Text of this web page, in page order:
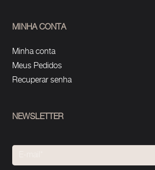
MINHA CONTA
Minha conta
Meus Pedidos
Recuperar senha
NEWSLETTER